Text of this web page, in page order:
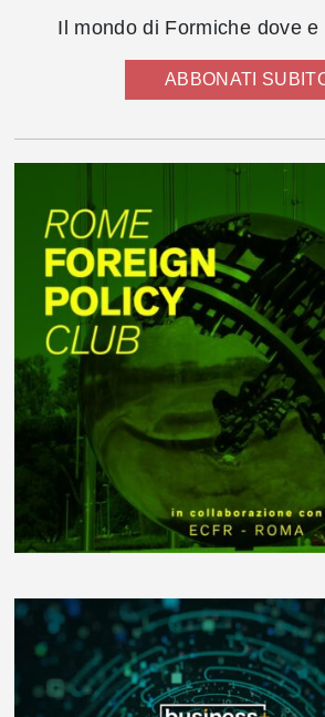
Il mondo di Formiche dove e
ABBONATI